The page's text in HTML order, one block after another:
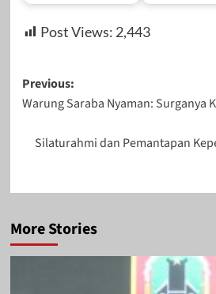
Post Views: 2,443
Post
navigation
Previous:
Warung Saraba Nyaman: Surganya
Silaturahmi dan Pemantapan
More Stories